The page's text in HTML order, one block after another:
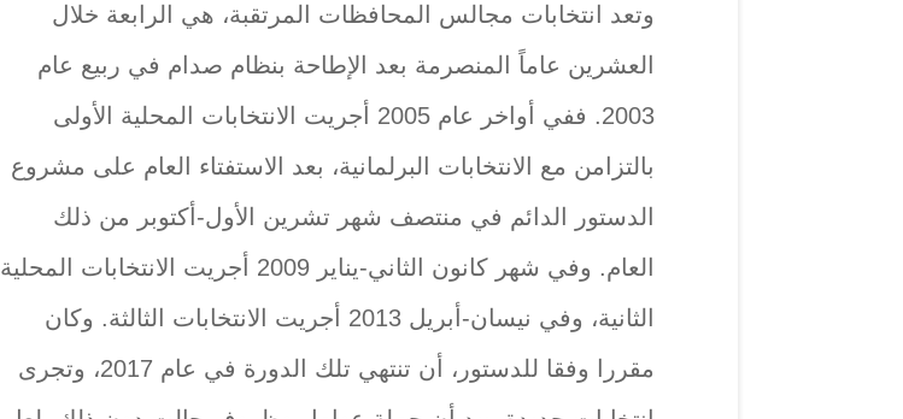
وتعد انتخابات مجالس المحافظات المرتقبة، هي الرابعة خلال
العشرين عاماً المنصرمة بعد الإطاحة بنظام صدام في ربيع عام
2003. ففي أواخر عام 2005 أجريت الانتخابات المحلية الأولى
بالتزامن مع الانتخابات البرلمانية، بعد الاستفتاء العام على مشروع
الدستور الدائم في منتصف شهر تشرين الأول-أكتوبر من ذلك
العام. وفي شهر كانون الثاني-يناير 2009 أجريت الانتخابات المحلية
الثانية، وفي نيسان-أبريل 2013 أجريت الانتخابات الثالثة. وكان
مقررا وفقا للدستور، أن تنتهي تلك الدورة في عام 2017، وتجرى